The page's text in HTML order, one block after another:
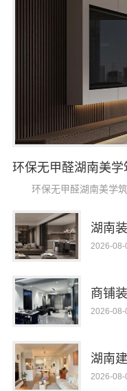
环保无甲醛湖南美
环保无甲醛湖南美学
2026-08-
2026-08-
2026-08-